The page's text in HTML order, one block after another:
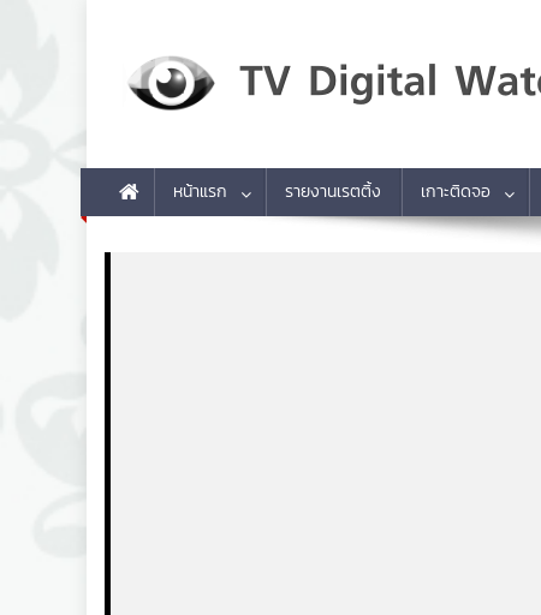
หน้าแรก รายงานเรตติ้ง เกาะติดจอ